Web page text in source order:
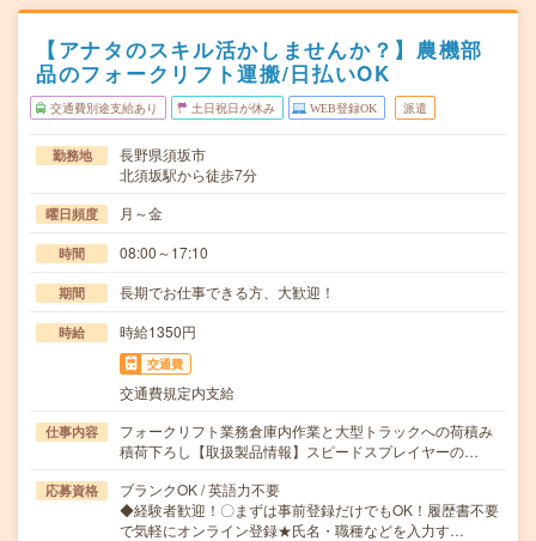
【アナタのスキル活かしませんか？】農機部
品のフォークリフト運搬/日払いOK
交通費別途支給あり 土日祝日が休み WEB登録OK 派遣
勤務地
長野県須坂市
北須坂駅から徒歩7分
曜日頻度 月～金
時間 08:00～17:10
期間 長期でお仕事できる方、大歓迎！
時給 時給1350円
交通費
交通費規定内支給
仕事内容
フォークリフト業務倉庫内作業と大型トラックへの荷積み
積荷下ろし【取扱製品情報】スピードスプレイヤーの…
応募資格
ブランクOK / 英語力不要
◆経験者歓迎！〇まずは事前登録だけでもOK！履歴書不要
で気軽にオンライン登録★氏名・職種などを入力す…